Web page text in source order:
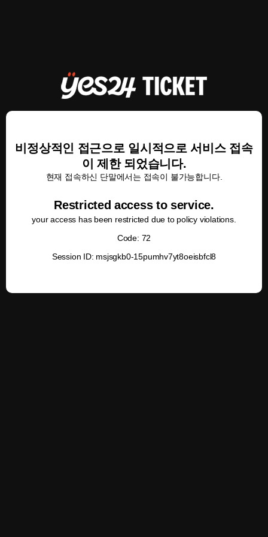
비정상적인 접근으로 일시적으로 서비스 접속
이 제한 되었습니다.
현재 접속하신 단말에서는 접속이 불가능합니다.
Restricted access to service.
your access has been restricted due to policy violations.
Code: 72
Session ID: msjsgkb0-15pumhv7yt8oeisbfcl8